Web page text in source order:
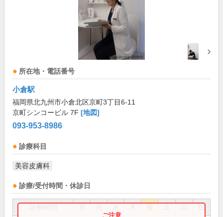
所在地・電話番号
小倉駅
福岡県北九州市小倉北区京町3丁目6-11
京町シンコービル 7F [地図]
093-953-8986
診療科目
美容皮膚科
診療/受付時間・休診日
祝